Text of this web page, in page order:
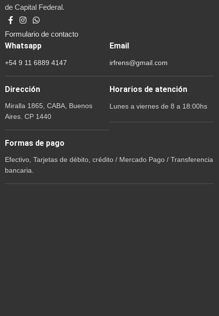
de Capital Federal.
Formulario de contacto
Whatsapp
+54 9 11 6889 4147
Email
irfrens@gmail.com
Dirección
Miralla 1865, CABA, Buenos
Aires. CP 1440
Horarios de atención
Lunes a viernes de 8 a 18:00hs
Formas de pago
Efectivo, Tarjetas de débito, crédito / Mercado Pago / Transferencia
bancaria.